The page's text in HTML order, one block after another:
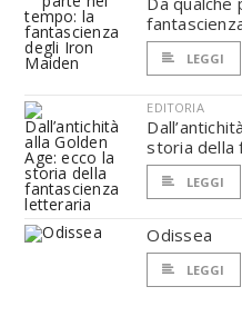
LEGGI
EDITORIA
storia della
LEGGI
Odissea
LEGGI